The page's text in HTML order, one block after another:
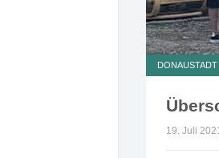
DONAUSTADT
19. Juli